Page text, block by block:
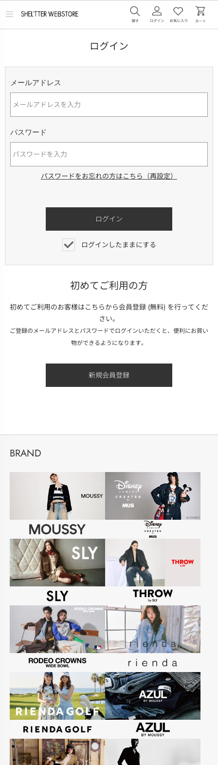
メ
ログイン
メールアドレス
パスワード
パスワードをお忘れの方はこちら（再設定）
ログインしたままにする
初めてご利用の方
初めてご利用のお客様はこちらから会員登録 (無料) を行ってくだ
さい。
ご登録のメールアドレスとパスワードでログインいただくと、便利にお買い
物ができるようになります。
BRAND